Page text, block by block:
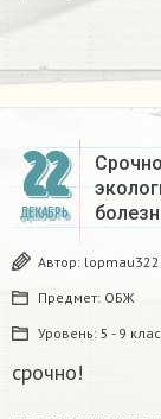
22
ДЕКАБРЬ
Автор: lopmau322
Предмет: ОБЖ
Уровень: 5 - 9
срочно!